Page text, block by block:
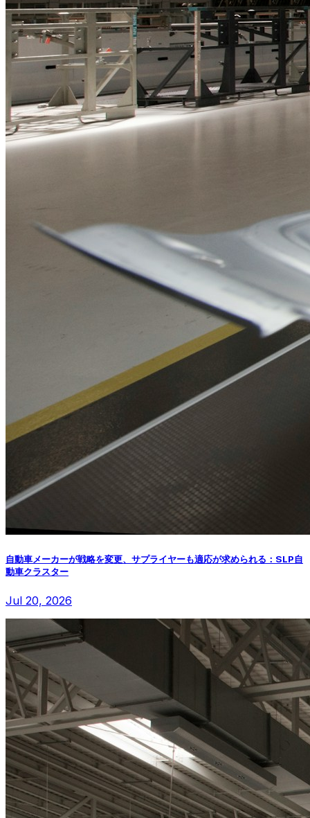
自動車メーカーが戦略を変更、サプライヤーも適応が求められる：SLP自
動車クラスター
Jul 20, 2026